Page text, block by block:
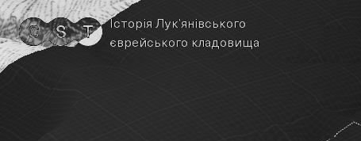
Історія Лук’янівського
єврейського кладовища